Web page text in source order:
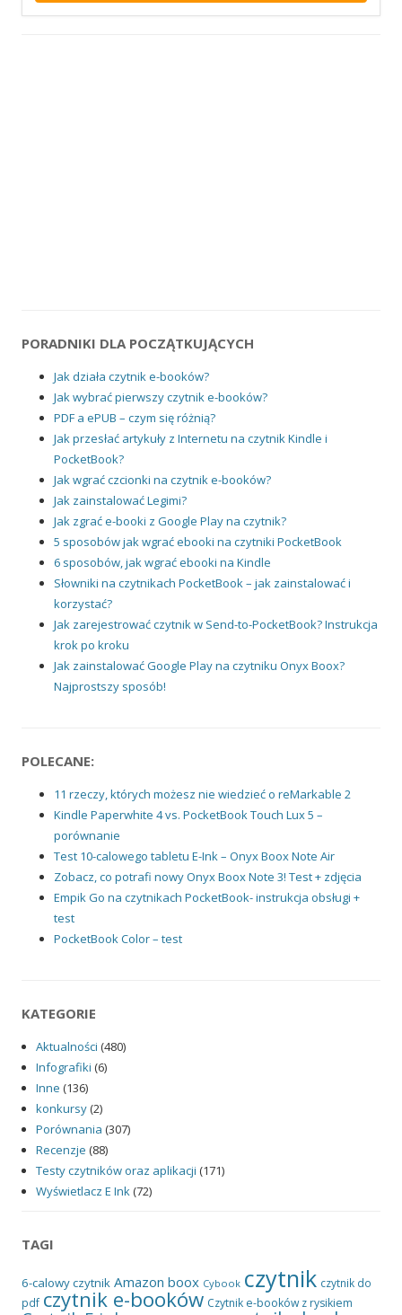
PORADNIKI DLA POCZĄTKUJĄCYCH
Jak działa czytnik e-booków?
Jak wybrać pierwszy czytnik e-booków?
PDF a ePUB – czym się różnią?
Jak przesłać artykuły z Internetu na czytnik Kindle i
PocketBook?
Jak wgrać czcionki na czytnik e-booków?
Jak zainstalować Legimi?
Jak zgrać e-booki z Google Play na czytnik?
5 sposobów jak wgrać ebooki na czytniki PocketBook
6 sposobów, jak wgrać ebooki na Kindle
Słowniki na czytnikach PocketBook – jak zainstalować i
korzystać?
Jak zarejestrować czytnik w Send-to-PocketBook? Instrukcja
krok po kroku
Jak zainstalować Google Play na czytniku Onyx Boox?
Najprostszy sposób!
POLECANE:
11 rzeczy, których możesz nie wiedzieć o reMarkable 2
Kindle Paperwhite 4 vs. PocketBook Touch Lux 5 –
porównanie
Test 10-calowego tabletu E-Ink – Onyx Boox Note Air
Zobacz, co potrafi nowy Onyx Boox Note 3! Test + zdjęcia
Empik Go na czytnikach PocketBook- instrukcja obsługi +
test
PocketBook Color – test
KATEGORIE
Aktualności (480)
Infografiki (6)
Inne (136)
konkursy(2)
Porównania (307)
Recenzje (88)
Testy czytników oraz aplikacji (171)
Wyświetlacz E Ink(72)
TAGI
6-calowy czytnik Amazon boox Cybook czytnik czytnik do
pdf czytnik e-booków Czytnik e-booków z rysikiem